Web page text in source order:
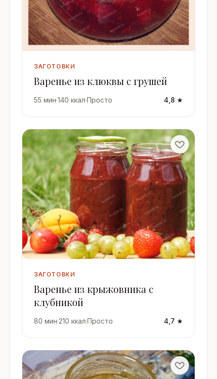
ЗАГОТОВКИ
Варенье из клюквы с грушей
55 мин·140 ккал·Просто 4,8 ★
ЗАГОТОВКИ
Варенье из крыжовника с
клубникой
80 мин·210 ккал·Просто 4,7 ★